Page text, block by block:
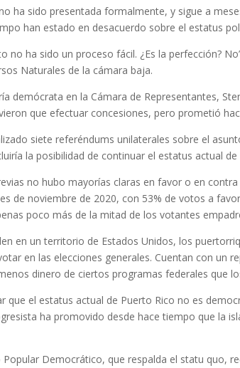
ha sido presentada formalmente, y sigue a
han estado en desacuerdo sobre el estatus
no ha sido un proceso fácil. ¿Es la perfección?
Naturales de la cámara baja.
demócrata en la Cámara de Representantes,
que efectuar concesiones, pero prometió
siete referéndums unilaterales sobre el
la posibilidad de continuar el estatus actual
no hubo mayorías claras en favor o en
de noviembre de 2020, con 53% de votos a
poco más de la mitad de los votantes
en un territorio de Estados Unidos, los
en las elecciones generales. Cuentan con un
dinero de ciertos programas federales que
que el estatus actual de Puerto Rico no es
ha promovido desde hace tiempo que la
Democrático, que respalda el statu quo,